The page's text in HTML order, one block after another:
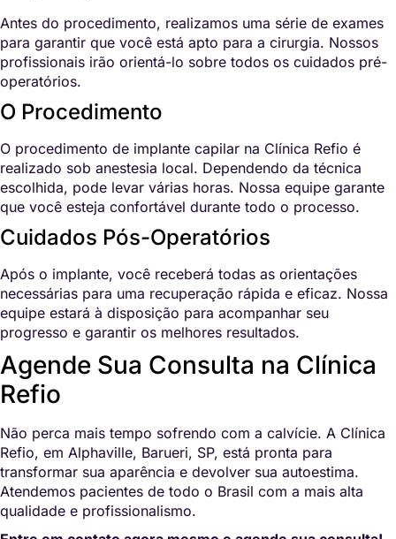
Antes do procedimento, realizamos uma série de exames
para garantir que você está apto para a cirurgia. Nossos
profissionais irão orientá-lo sobre todos os cuidados pré-
operatórios.
O Procedimento
O procedimento de implante capilar na Clínica Refio é
realizado sob anestesia local. Dependendo da técnica
escolhida, pode levar várias horas. Nossa equipe garante
que você esteja confortável durante todo o processo.
Cuidados Pós-Operatórios
Após o implante, você receberá todas as orientações
necessárias para uma recuperação rápida e eficaz. Nossa
equipe estará à disposição para acompanhar seu
progresso e garantir os melhores resultados.
Agende Sua Consulta na Clínica
Refio
Não perca mais tempo sofrendo com a calvície. A Clínica
Refio, em Alphaville, Barueri, SP, está pronta para
transformar sua aparência e devolver sua autoestima.
Atendemos pacientes de todo o Brasil com a mais alta
qualidade e profissionalismo.